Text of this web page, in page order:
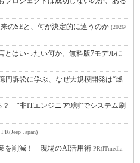
のSEと、何が決定的に違うのか (2026/
とはいったい何か。無料版7モデルに
円訴訟に学ぶ、なぜ大規模開発は“燃
？ “非ITエンジニア9割”でシステム刷
PR(Jeep Japan)
を削減！ 現場のAI活用術 PR(ITmedia